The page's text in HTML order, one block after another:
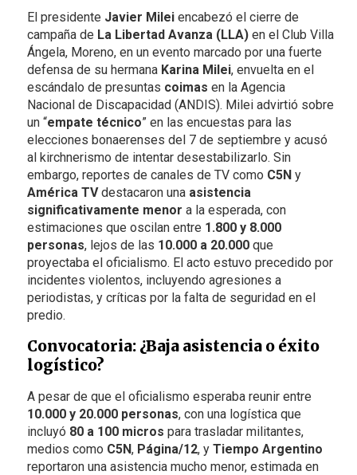
El presidente Javier Mileiencabezó el cierre de
campaña de La Libertad Avanza (LLA)en el Club Villa
Ángela, Moreno, en un evento marcado por una fuerte
defensa de su hermana Karina Milei, envuelta en el
escándalo de presuntas coimas en la Agencia
Nacional de Discapacidad (ANDIS). Milei advirtió sobre
un “empate técnico” en las encuestas para las
elecciones bonaerenses del 7 de septiembre y acusó
al kirchnerismo de intentar desestabilizarlo. Sin
embargo, reportes de canales de TV como C5Ny
América TVdestacaron una asistencia
significativamente menor a la esperada, con
estimaciones que oscilan entre 1.800 y 8.000
personas, lejos de las 10.000 a 20.000que
proyectaba el oficialismo. El acto estuvo precedido por
incidentes violentos, incluyendo agresiones a
periodistas, y críticas por la falta de seguridad en el
predio.
Convocatoria: ¿Baja asistencia o éxito
logístico?
A pesar de que el oficialismo esperaba reunir entre
10.000 y 20.000 personas, con una logística que
incluyó 80 a 100 micros para trasladar militantes,
medios como C5N, Página/12, y Tiempo Argentino
reportaron una asistencia mucho menor, estimada en